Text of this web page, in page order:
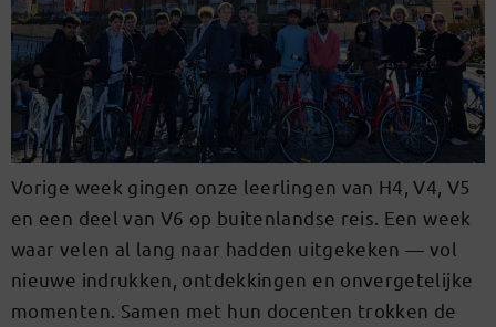
Vorige week gingen onze leerlingen van H4, V4, V5
en een deel van V6 op buitenlandse reis. Een week
waar velen al lang naar hadden uitgekeken — vol
nieuwe indrukken, ontdekkingen en onvergetelijke
momenten. Samen met hun docenten trokken de